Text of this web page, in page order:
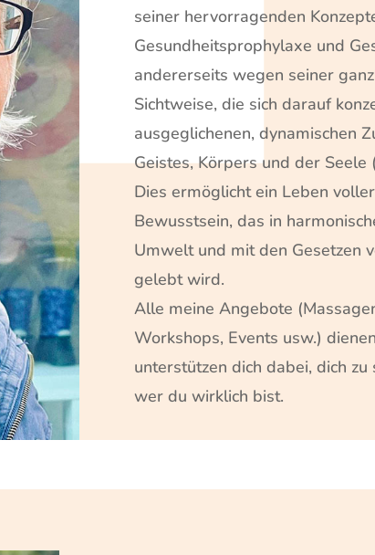
seiner hervorragenden
Gesundheitsprophylaxe und
andererseits wegen seiner
Sichtweise, die sich darauf
ausgeglichenen, dynamischen
Geistes, Körpers und der
Dies ermöglicht ein Leben
Bewusstsein, das in
Umwelt und mit den Gesetzen
gelebt wird.
Alle meine Angebote
Workshops, Events usw.)
unterstützen dich dabei, dich
wer du wirklich bist.